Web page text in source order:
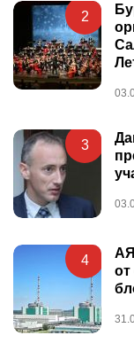
2
3
4
от